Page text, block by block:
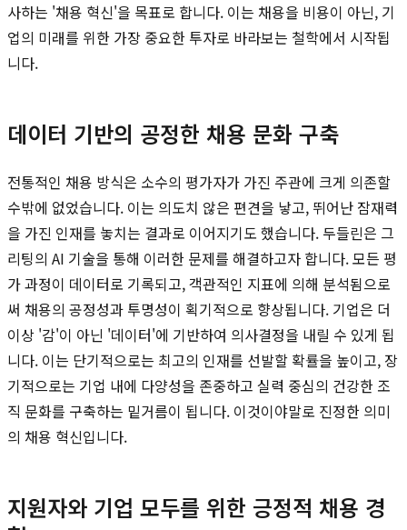
사하는 '채용 혁신'을 목표로 합니다. 이는 채용을 비용이 아닌, 기
업의 미래를 위한 가장 중요한 투자로 바라보는 철학에서 시작됩
니다.
데이터 기반의 공정한 채용 문화 구축
전통적인 채용 방식은 소수의 평가자가 가진 주관에 크게 의존할
수밖에 없었습니다. 이는 의도치 않은 편견을 낳고, 뛰어난 잠재력
을 가진 인재를 놓치는 결과로 이어지기도 했습니다. 두들린은 그
리팅의 AI 기술을 통해 이러한 문제를 해결하고자 합니다. 모든 평
가 과정이 데이터로 기록되고, 객관적인 지표에 의해 분석됨으로
써 채용의 공정성과 투명성이 획기적으로 향상됩니다. 기업은 더
이상 '감'이 아닌 '데이터'에 기반하여 의사결정을 내릴 수 있게 됩
니다. 이는 단기적으로는 최고의 인재를 선발할 확률을 높이고, 장
기적으로는 기업 내에 다양성을 존중하고 실력 중심의 건강한 조
직 문화를 구축하는 밑거름이 됩니다. 이것이야말로 진정한 의미
의 채용 혁신입니다.
지원자와 기업 모두를 위한 긍정적 채용 경